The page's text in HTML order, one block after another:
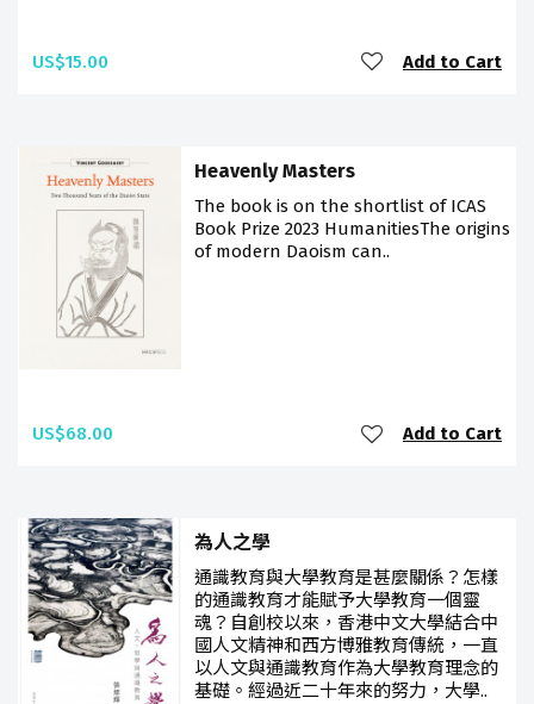
US$15.00 Add to Cart
Heavenly Masters
The book is on the shortlist of ICAS
Book Prize 2023 HumanitiesThe origins
of modern Daoism can..
US$68.00 Add to Cart
為人之學
通識教育與大學教育是甚麼關係？怎樣
的通識教育才能賦予大學教育一個靈
魂？自創校以來，香港中文大學結合中
國人文精神和西方博雅教育傳統，一直
以人文與通識教育作為大學教育理念的
基礎。經過近二十年來的努力，大學..